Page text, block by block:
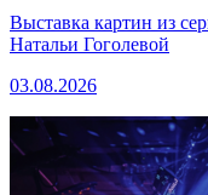
Выставка картин из
Натальи Гоголевой
03.08.2026